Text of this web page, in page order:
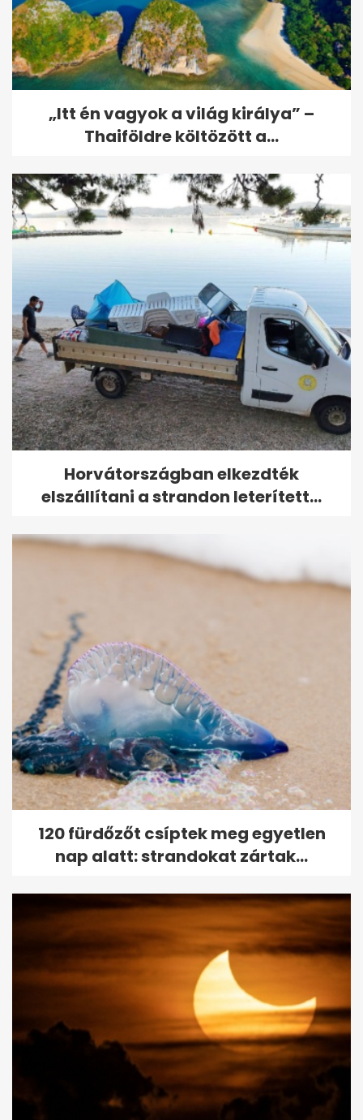
„Itt én vagyok a világ királya” –
Thaiföldre költözött a...
Horvátországban elkezdték
elszállítani a strandon leterített...
120 fürdőzőt csíptek meg egyetlen
nap alatt: strandokat zártak...